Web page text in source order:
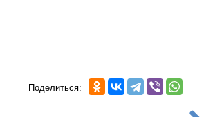
Поделиться: